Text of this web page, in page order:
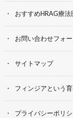
おすすめHRAG療
お問い合わせフォ
サイトマップ
フィンジアという
プライバシーポリ